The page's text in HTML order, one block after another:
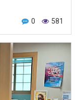
0 581